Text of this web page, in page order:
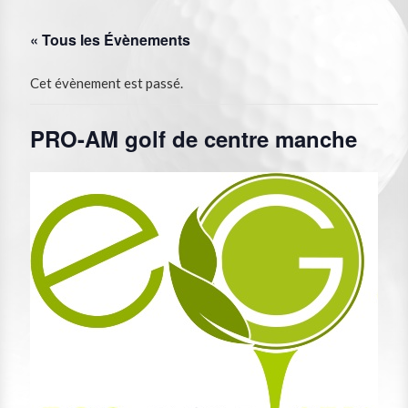
« Tous les Évènements
Cet évènement est passé.
PRO-AM golf de centre manche